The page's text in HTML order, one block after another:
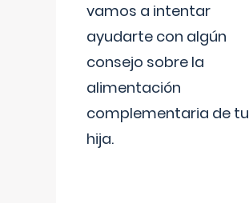
vamos a intentar
ayudarte con algún
consejo sobre la
alimentación
complementaria de tu
hija.